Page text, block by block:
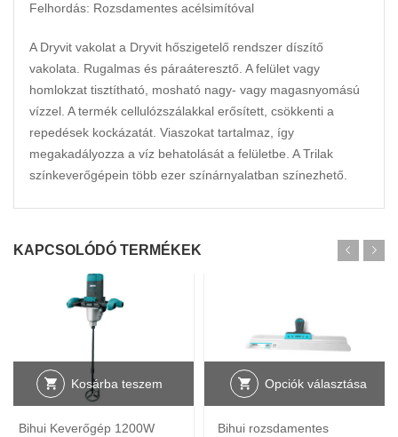
Felhordás: Rozsdamentes acélsimítóval
A Dryvit vakolat a Dryvit hőszigetelő rendszer díszítő
vakolata. Rugalmas és páraáteresztő. A felület vagy
homlokzat tisztítható, mosható nagy- vagy magasnyomású
vízzel. A termék cellulózszálakkal erősített, csökkenti a
repedések kockázatát. Viaszokat tartalmaz, így
megakadályozza a víz behatolását a felületbe. A Trilak
színkeverőgépein több ezer színárnyalatban színezhető.
KAPCSOLÓDÓ TERMÉKEK
Kosárba teszem
Bihui Keverőgép 1200W
Opciók választása
Bihui rozsdamentes